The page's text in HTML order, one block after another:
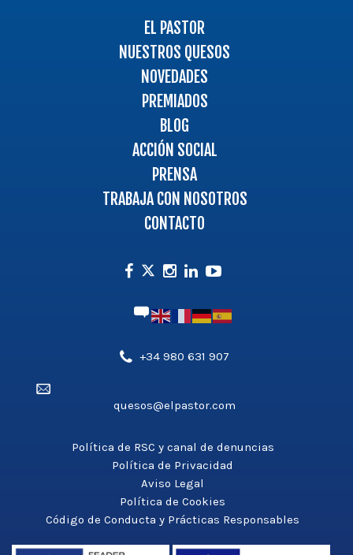
EL PASTOR
NUESTROS QUESOS
NOVEDADES
PREMIADOS
BLOG
ACCIÓN SOCIAL
PRENSA
TRABAJA CON NOSOTROS
CONTACTO
Facebook
TwitterInstagram
LinkedinYoutube
Teléfono',
>
+34 980 631 907
'aldea_v3');
>
quesos@elpastor.com
Política de RSC y canal de denuncias
Política de Privacidad
Aviso Legal
Política de Cookies
Código de Conducta y Prácticas Responsables